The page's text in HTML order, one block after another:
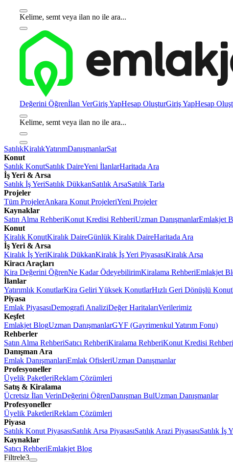
Kelime, semt veya ilan no ile ara...
Değerini Öğrenİlan VerGiriş YapHesap OluşturGiriş YapHesap
Kelime, semt veya ilan no ile ara...
SatılıkKiralıkYatırımDanışmanlarSat
Konut
Satılık KonutSatılık DaireYeni İlanlarHaritada Ara
İş Yeri & Arsa
Satılık İş YeriSatılık DükkanSatılık ArsaSatılık Tarla
Projeler
Tüm ProjelerAnkara Konut ProjeleriYeni Projeler
Kaynaklar
Satın Alma RehberiKonut Kredisi RehberiUzman DanışmanlarEmlakjet
Konut
Kiralık KonutKiralık DaireGünlük Kiralık DaireHaritada Ara
İş Yeri & Arsa
Kiralık İş YeriKiralık DükkanKiralık İş Yeri PiyasasıKiralık Arsa
Kiracı Araçları
Kira Değerini ÖğrenNe Kadar ÖdeyebilirimKiralama RehberiEmlakjet
İlanlar
Yatırımlık KonutlarKira Geliri Yüksek KonutlarHızlı Geri Dönüşlü
Piyasa
Emlak PiyasasıDemografi AnaliziDeğer HaritalarıVerilerimiz
Keşfet
Emlakjet BlogUzman DanışmanlarGYF (Gayrimenkul Yatırım Fonu)
Rehberler
Satın Alma RehberiSatıcı RehberiKiralama RehberiKonut Kredisi Rehberi
Danışman Ara
Emlak DanışmanlarıEmlak OfisleriUzman Danışmanlar
Profesyoneller
Üyelik PaketleriReklam Çözümleri
Satış & Kiralama
Ücretsiz İlan VerinDeğerini ÖğrenDanışman BulUzman Danışmanlar
Profesyoneller
Üyelik PaketleriReklam Çözümleri
Piyasa
Satılık Konut PiyasasıSatılık Arsa PiyasasıSatılık Arazi PiyasasıSatılık İş
Kaynaklar
Satıcı RehberiEmlakjet Blog
Filtrele3